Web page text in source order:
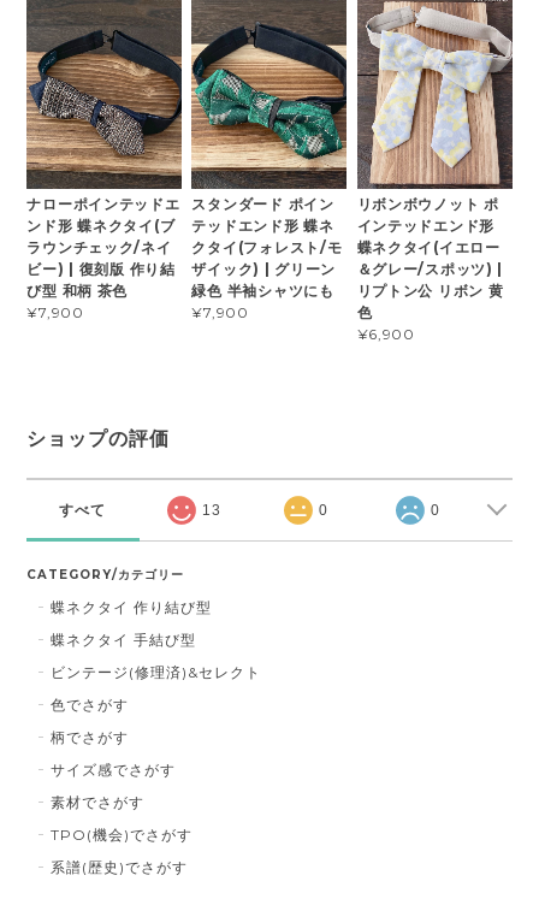
ナローポインテッドエ
ンド形 蝶ネクタイ(ブ
ラウンチェック/ネイ
ビー) | 復刻版 作り結
び型 和柄 茶色
¥7,900
スタンダード ポイン
テッドエンド形 蝶ネ
クタイ(フォレスト/モ
ザイック) | グリーン
緑色 半袖シャツにも
¥7,900
リボンボウノット ポ
インテッドエンド形
蝶ネクタイ(イエロー
＆グレー/スポッツ) |
リプトン公 リボン 黄
色
¥6,900
ショップの評価
すべて 13 0 0
CATEGORY/カテゴリー
蝶ネクタイ 作り結び型
蝶ネクタイ 手結び型
ビンテージ(修理済)&セレクト
色でさがす
柄でさがす
サイズ感でさがす
素材でさがす
TPO(機会)でさがす
系譜(歴史)でさがす